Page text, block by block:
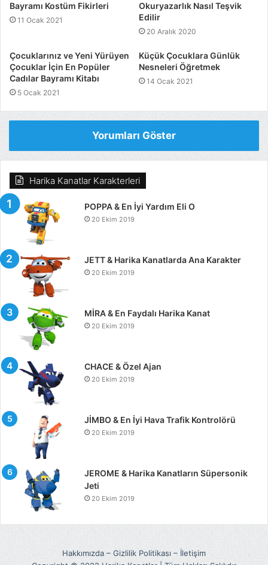
Bayramı Kostüm Fikirleri
11 Ocak 2021
Okuryazarlık Nasıl Teşvik
Edilir
20 Aralık 2020
Çocuklarınız ve Yeni Yürüyen
Çocuklar İçin En Popüler
Cadılar Bayramı Kitabı
5 Ocak 2021
Küçük Çocuklara Günlük
Nesneleri Öğretmek
14 Ocak 2021
Yorumları Göster
Harika Kanatlar Karakterleri
POPPA & En İyi Yardım Eli O
20 Ekim 2019
JETT & Harika Kanatlarda Ana Karakter
20 Ekim 2019
MİRA & En Faydalı Harika Kanat
20 Ekim 2019
CHACE & Özel Ajan
20 Ekim 2019
JİMBO & En İyi Hava Trafik Kontrolörü
20 Ekim 2019
JEROME & Harika Kanatların Süpersonik
Jeti
20 Ekim 2019
Hakkımızda– Gizlilik Politikası – İletişim